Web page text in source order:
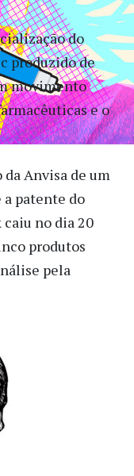
do
produzido de
movimento
e o
Anvisa de um
a patente do
no dia 20
produtos
pela